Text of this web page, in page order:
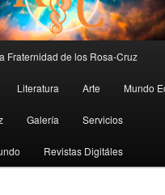
Fraternidad de los Rosa-Cruz
Literatura Arte Mundo
Galería Servicios
Revistas Digitáles